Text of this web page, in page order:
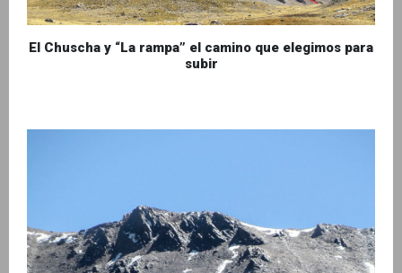
El Chuscha y “La rampa” el camino que elegimos para
subir